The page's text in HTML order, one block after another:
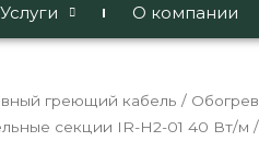
Услуги О компании
греющий кабель /
секции IR-H2-01 40 Вт/м